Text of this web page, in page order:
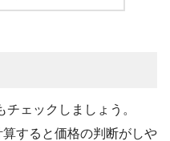
ェックしましょう。
すると価格の判断がしや